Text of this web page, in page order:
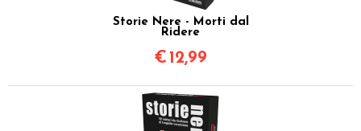
Storie Nere - Morti dal
Ridere
€ 12,99